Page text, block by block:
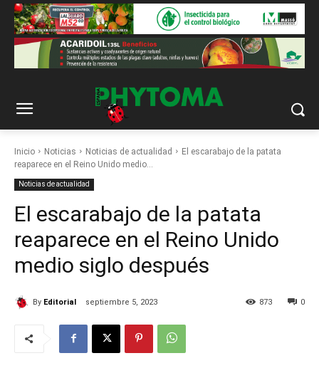
Inicio Noticias Noticias de actualidad
El escarabajo de la patata
reaparece en el Reino Unido medio...
Noticias de actualidad
El escarabajo de la patata
reaparece en el Reino Unido
medio siglo después
By Editorial septiembre 5, 2023 0
873